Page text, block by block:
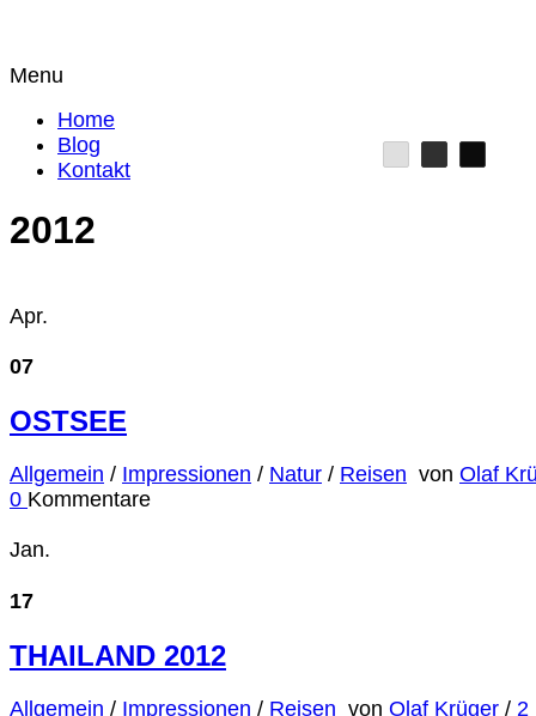
Menu
Home
Blog
Kontakt
2012
Apr.
07
OSTSEE
Allgemein / Impressionen / Natur / Reisen von Olaf
0 Kommentare
Jan.
17
THAILAND 2012
Allgemein / Impressionen / Reisen von Olaf Krüger / 2